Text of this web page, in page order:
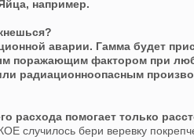
например.
аварии. Гамма будет
поражающим фактором при
радиационноопасным
расхода помогает только
случилось бери веревку